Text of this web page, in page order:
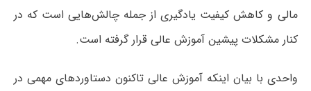
مالی و کاهش کیفیت یادگیری از جمله چالش‌هایی است که در
کنار مشکلات پیشین آموزش عالی قرار گرفته است.
واحدی با بیان اینکه آموزش عالی تاکنون دستاوردهای مهمی در